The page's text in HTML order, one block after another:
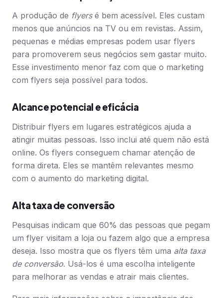
A produção de flyersé bem acessível. Eles custam
menos que anúncios na TV ou em revistas. Assim,
pequenas e médias empresas podem usar flyers
para promoverem seus negócios sem gastar muito.
Esse investimento menor faz com que o marketing
com flyers seja possível para todos.
Alcance potencial e eficácia
Distribuir flyers em lugares estratégicos ajuda a
atingir muitas pessoas. Isso inclui até quem não está
online. Os flyers conseguem chamar atenção de
forma direta. Eles se mantêm relevantes mesmo
com o aumento do marketing digital.
Alta taxa de conversão
Pesquisas indicam que 60% das pessoas que pegam
um flyer visitam a loja ou fazem algo que a empresa
deseja. Isso mostra que os flyers têm uma alta taxa
de conversão. Usá-los é uma escolha inteligente
para melhorar as vendas e atrair mais clientes.